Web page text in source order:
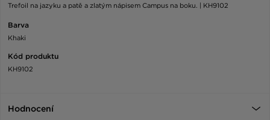
Trefoil na jazyku a patě a zlatým nápisem Campus na boku. | KH9102
Barva
Khaki
Kód produktu
KH9102
Hodnocení